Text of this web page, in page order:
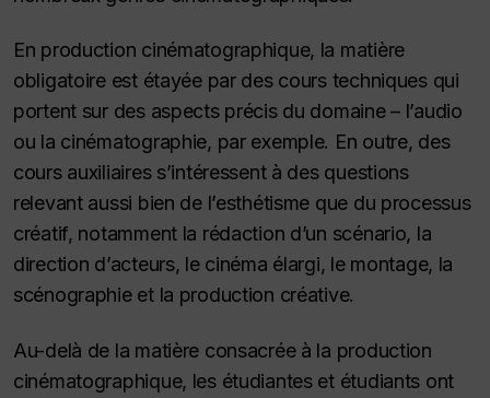
En production cinématographique, la matière
obligatoire est étayée par des cours techniques qui
portent sur des aspects précis du domaine – l’audio
ou la cinématographie, par exemple. En outre, des
cours auxiliaires s’intéressent à des questions
relevant aussi bien de l’esthétisme que du processus
créatif, notamment la rédaction d’un scénario, la
direction d’acteurs, le cinéma élargi, le montage, la
scénographie et la production créative.
Au-delà de la matière consacrée à la production
cinématographique, les étudiantes et étudiants ont